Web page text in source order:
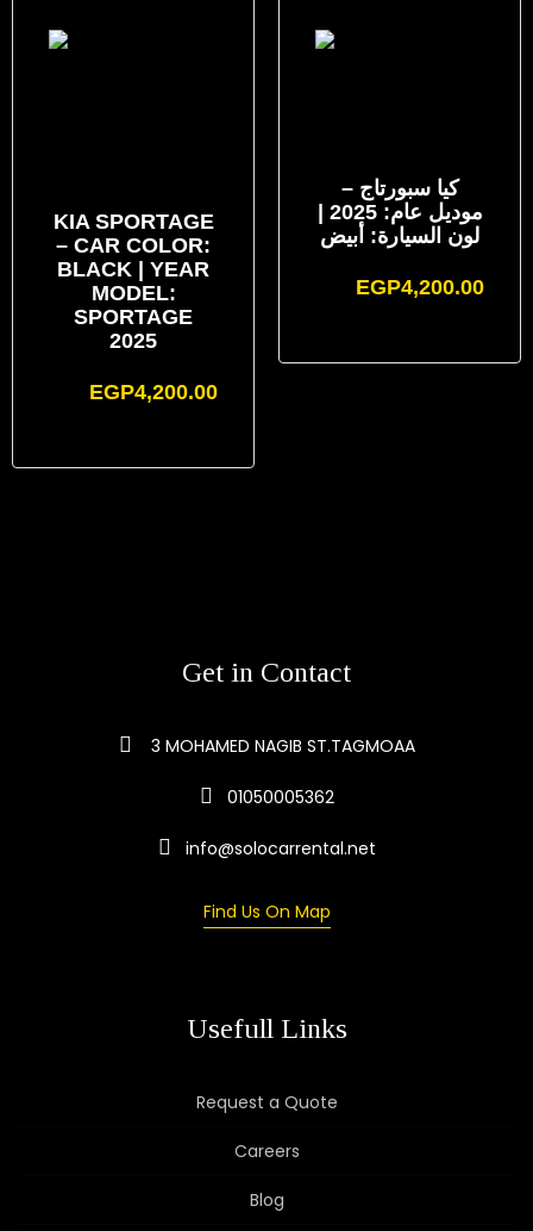
KIA SPORTAGE
– CAR COLOR:
BLACK | YEAR
MODEL:
SPORTAGE
2025
EGP4,200.00
كيا سبورتاج –
لون السيارة: أبيض
EGP4,200.00
Get in Contact
3 MOHAMED NAGIB ST.TAGMOAA
01050005362
info@solocarrental.net
Find Us On Map
Usefull Links
Request a Quote
Careers
Blog